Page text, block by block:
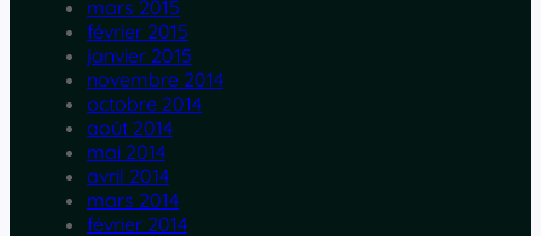
mars 2015
février 2015
janvier 2015
novembre 2014
octobre 2014
août 2014
mai 2014
avril 2014
mars 2014
février 2014